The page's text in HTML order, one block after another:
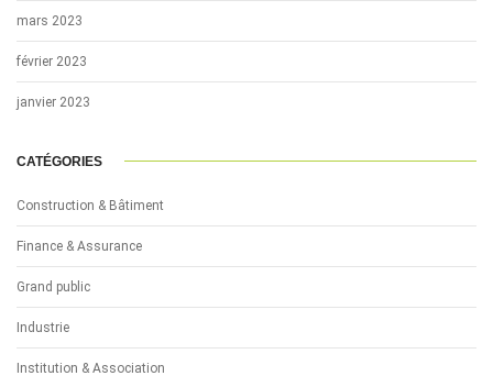
mars 2023
février 2023
janvier 2023
CATÉGORIES
Construction & Bâtiment
Finance & Assurance
Grand public
Industrie
Institution & Association